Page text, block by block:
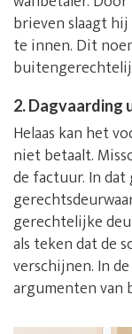
brieven slaagt
te innen. Dit
2. Dagvaarding
Helaas kan het
niet betaalt.
de factuur. In dat
gerechtelijke
als teken dat de
verschijnen. In
argumenten van